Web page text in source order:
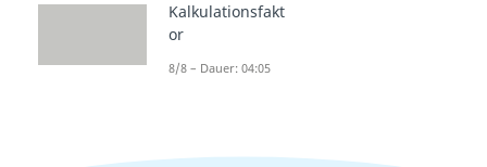
Kalkulationsfakt
or
8/8 – Dauer: 04:05